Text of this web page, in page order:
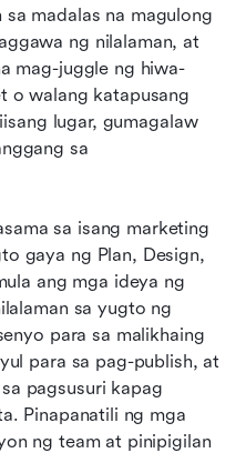
madalas na magulong
ng nilalaman, at
mag-juggle ng hiwa-
o walang katapusang
lugar, gumagalaw
sa
sa isang marketing
gaya ng Plan, Design,
ang mga ideya ng
sa yugto ng
para sa malikhaing
para sa pag-publish, at
pagsusuri kapag
Pinapanatili ng mga
ng team at pinipigilan